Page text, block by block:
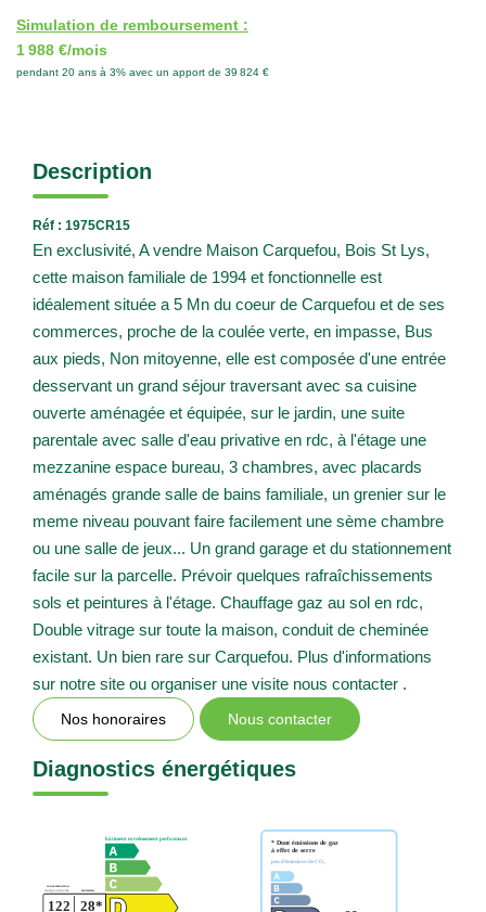
Simulation de remboursement :
1 988 €/mois
pendant 20 ans à 3% avec un apport de 39 824 €
Description
Réf : 1975CR15
En exclusivité, A vendre Maison Carquefou, Bois St Lys,
cette maison familiale de 1994 et fonctionnelle est
idéalement située a 5 Mn du coeur de Carquefou et de ses
commerces, proche de la coulée verte, en impasse, Bus
aux pieds, Non mitoyenne, elle est composée d'une entrée
desservant un grand séjour traversant avec sa cuisine
ouverte aménagée et équipée, sur le jardin, une suite
parentale avec salle d'eau privative en rdc, à l'étage une
mezzanine espace bureau, 3 chambres, avec placards
aménagés grande salle de bains familiale, un grenier sur le
meme niveau pouvant faire facilement une sème chambre
ou une salle de jeux... Un grand garage et du stationnement
facile sur la parcelle. Prévoir quelques rafraîchissements
sols et peintures à l'étage. Chauffage gaz au sol en rdc,
Double vitrage sur toute la maison, conduit de cheminée
existant. Un bien rare sur Carquefou. Plus d'informations
sur notre site ou organiser une visite nous contacter .
Nos honoraires Nous contacter
Diagnostics énergétiques